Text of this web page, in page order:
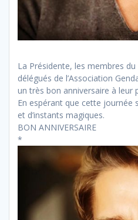
La Présidente, les membres du
délégués de l’Association
un très bon anniversaire à leur
En espérant que cette journée
et d’instants magiques.
BON ANNIVERSAIRE
*